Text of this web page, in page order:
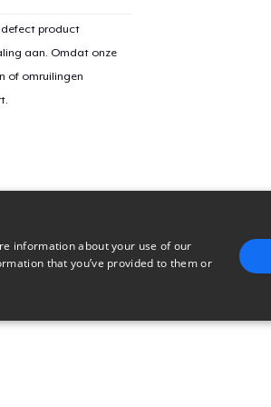
defect product
aan. Omdat onze
of omruilingen
information about your use of our
that you’ve provided to them or